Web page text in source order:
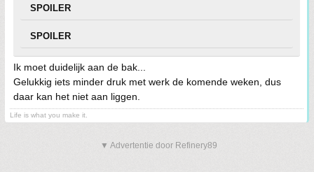
SPOILER
SPOILER
Ik moet duidelijk aan de bak...
Gelukkig iets minder druk met werk de komende weken, dus
daar kan het niet aan liggen.
Life is what you make it.
▼ Advertentie door Refinery89